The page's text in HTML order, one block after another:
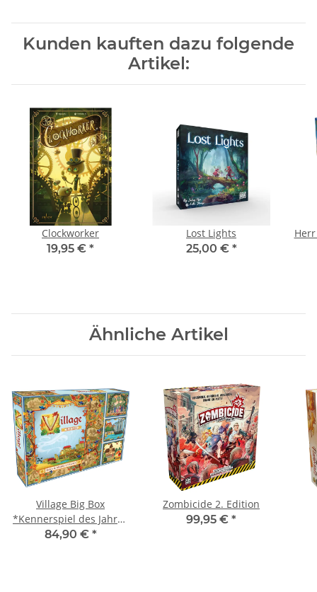
Kunden kauften dazu folgende
Artikel:
Clockworker
19,95 € *
Lost Lights
25,00 € *
Ähnliche Artikel
Village Big Box
*Kennerspiel des Jahres
2012*
84,90 € *
Zombicide 2. Edition
99,95 € *